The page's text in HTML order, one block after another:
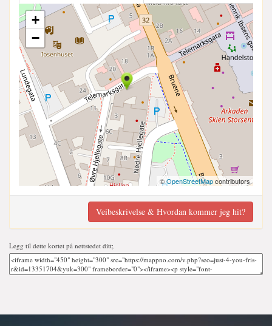
+
−
©OpenStreetMapcontributors
Veibeskrivelse & Hvordan kommer jeg hit?
Legg til dette kortet på nettstedet ditt;